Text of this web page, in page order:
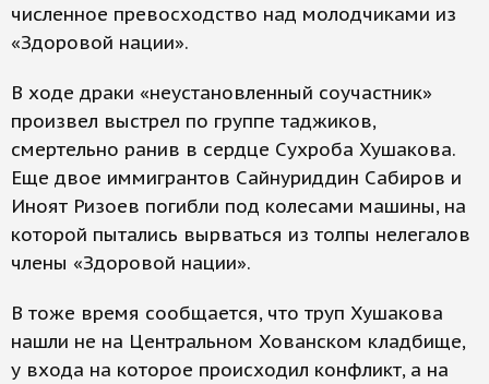
численное превосходство над молодчиками из
«Здоровой нации».
В ходе драки «неустановленный соучастник»
произвел выстрел по группе таджиков,
смертельно ранив в сердце Сухроба Хушакова.
Еще двое иммигрантов Сайнуриддин Сабиров и
Иноят Ризоев погибли под колесами машины, на
которой пытались вырваться из толпы нелегалов
члены «Здоровой нации».
В тоже время сообщается, что труп Хушакова
нашли не на Центральном Хованском кладбище,
у входа на которое происходил конфликт, а на